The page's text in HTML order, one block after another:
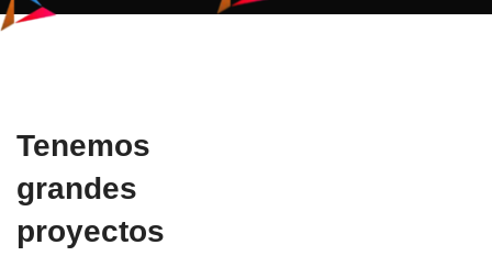
Tenemos
grandes
proyectos